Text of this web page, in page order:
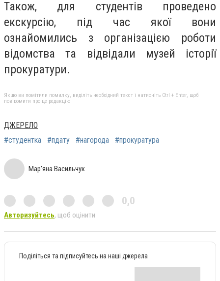
Також, для студентів проведено
екскурсію, під час якої вони
ознайомились з організацією роботи
відомства та відвідали музей історії
прокуратури.
Якщо ви помітили помилку, виділіть необхідний текст і натисніть Ctrl + Enter, щоб
повідомити про це редакцію
ДЖЕРЕЛО
#студентка
#пдату #нагорода #прокуратура
Мар'яна Васильчук
0,0
Авторизуйтесь, щоб оцінити
Поділіться та підписуйтесь на наші джерела